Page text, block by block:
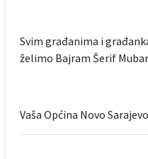
Svim građanima i
želimo Bajram Šerif
Vaša Općina Novo